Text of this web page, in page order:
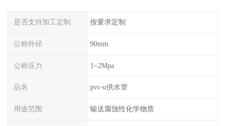
是否支持加工定制 按要求定制
公称外径 90mm
公称压力 1~2Mpa
品名 pvc-u供水管
用途范围 输送腐蚀性化学物质